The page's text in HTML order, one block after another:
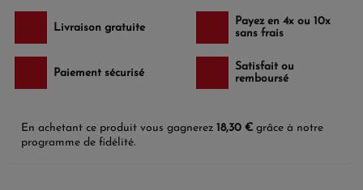
Livraison gratuite
Payez en 4x ou 10x
sans frais
Paiement sécurisé
Satisfait ou
remboursé
En achetant ce produit vous gagnerez 18,30 € grâce à notre
programme de fidélité.